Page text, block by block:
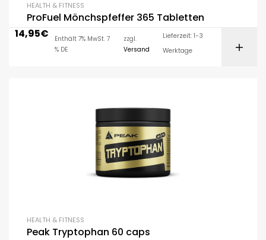
HEALTH & FITNESS
ProFuel Mönchspfeffer 365 Tabletten
14,95€
Enthält 7% MwSt. 7
% DE
zzgl.
Versand
Lieferzeit: 1-3
Werktage
HEALTH & FITNESS
Peak Tryptophan 60 caps